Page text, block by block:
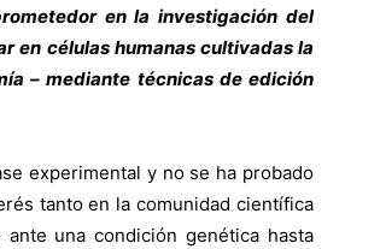
en la investigación del
en células humanas cultivadas la
– mediante técnicas de edición
experimental y no se ha probado
tanto en la comunidad científica
una condición genética hasta